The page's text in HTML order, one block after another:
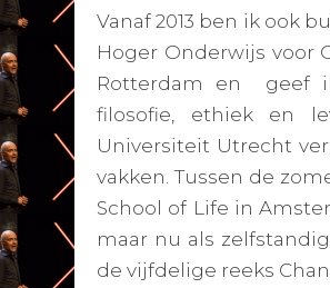
Vanaf 2013 ben ik ook
Hoger Onderwijs voor
Rotterdam en geef
filosofie, ethiek en
Universiteit Utrecht
vakken. Tussen de
School of Life in
maar nu als
de vijfdelige reeks